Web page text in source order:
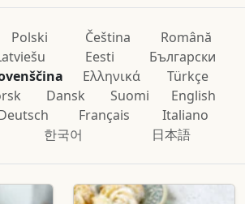
Polski Čeština
Română
Eesti
Български
Ελληνικά
Türkçe
Dansk Suomi
English
Français
Italiano
한국어 日本語